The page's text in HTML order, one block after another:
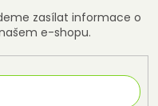
zasílat informace o
e-shopu.